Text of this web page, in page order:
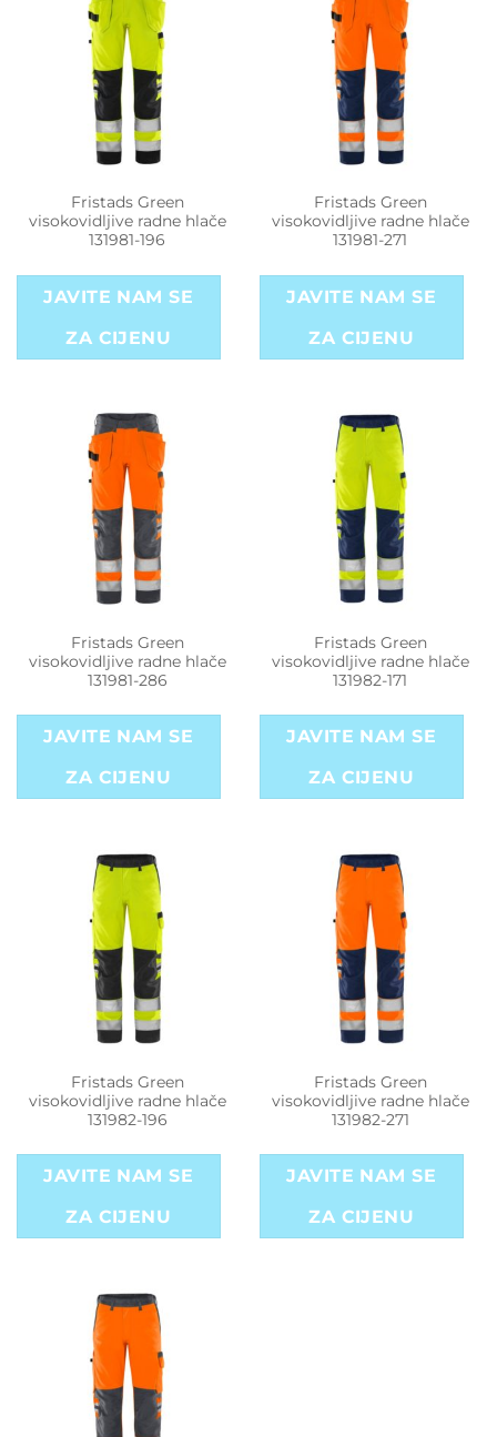
Fristads Green
visokovidljive radne hlače
131981-196
JAVITE NAM SE
ZA CIJENU
Fristads Green
visokovidljive radne hlače
131981-271
JAVITE NAM SE
ZA CIJENU
Fristads Green
visokovidljive radne hlače
131981-286
JAVITE NAM SE
ZA CIJENU
Fristads Green
visokovidljive radne hlače
131982-171
JAVITE NAM SE
ZA CIJENU
Fristads Green
visokovidljive radne hlače
131982-196
JAVITE NAM SE
ZA CIJENU
Fristads Green
visokovidljive radne hlače
131982-271
JAVITE NAM SE
ZA CIJENU